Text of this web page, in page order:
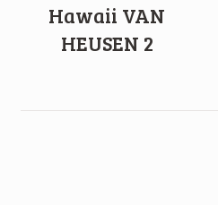
Hawaii VAN
HEUSEN 2